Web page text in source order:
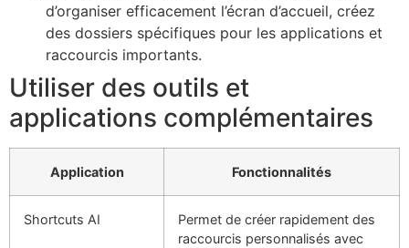
d’organiser efficacement l’écran d’accueil, créez
des dossiers spécifiques pour les applications et
raccourcis importants.
Utiliser des outils et
applications complémentaires
Application Fonctionnalités
Shortcuts AI
Permet de créer rapidement des
raccourcis personnalisés avec